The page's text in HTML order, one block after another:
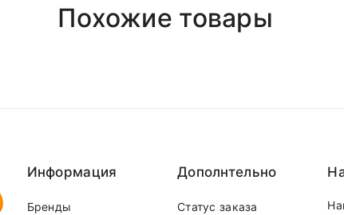
после 18.00 (При наличии интересующего вас товара на
Short DressПохожие товары
Информация
Бренды
Дополнтельно
Статус заказа